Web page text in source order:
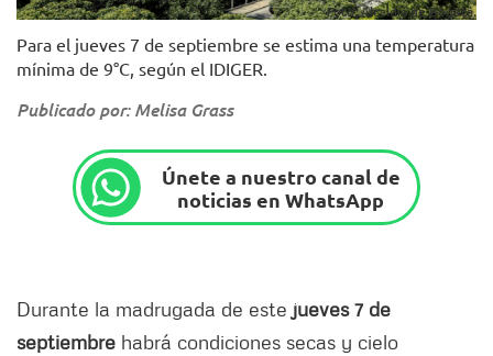
Foto: Alcaldía de Bogotá.
Para el jueves 7 de septiembre se estima una temperatura
mínima de 9°C, según el IDIGER.
Publicado por: Melisa Grass
Únete a nuestro canal de
noticias en WhatsApp
Durante la madrugada de este jueves 7 de
septiembre habrá condiciones secas y cielo